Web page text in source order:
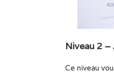
Niveau 2
Ce niveau